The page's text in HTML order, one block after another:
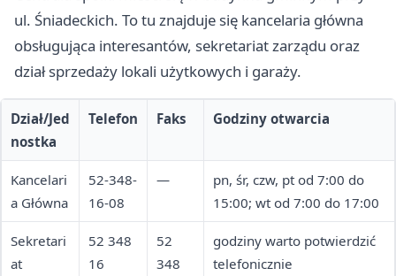
ul. Śniadeckich. To tu znajduje się kancelaria główna
obsługująca interesantów, sekretariat zarządu oraz
dział sprzedaży lokali użytkowych i garaży.
Dział/Jed
nostka
Telefon Faks Godziny otwarcia
Kancelari
a Główna
52-348-
16-08
—
pn, śr, czw, pt od 7:00 do
15:00; wt od 7:00 do 17:00
Sekretari
at
52 348
16
52
348
godziny warto potwierdzić
telefonicznie